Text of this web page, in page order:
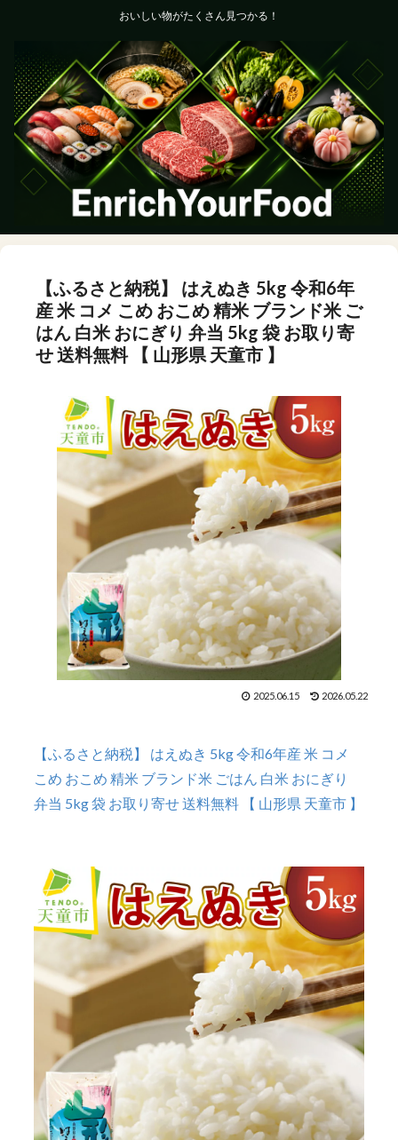
おいしい物がたくさん見つかる！
【ふるさと納税】 はえぬき 5kg 令和6年
産 米 コメ こめ おこめ 精米 ブランド米 ご
はん 白米 おにぎり 弁当 5kg 袋 お取り寄
せ 送料無料 【 山形県 天童市 】
2025.06.15 2026.05.22
【ふるさと納税】 はえぬき 5kg 令和6年産 米 コメ
こめ おこめ 精米 ブランド米 ごはん 白米 おにぎり
弁当 5kg 袋 お取り寄せ 送料無料 【 山形県 天童市 】